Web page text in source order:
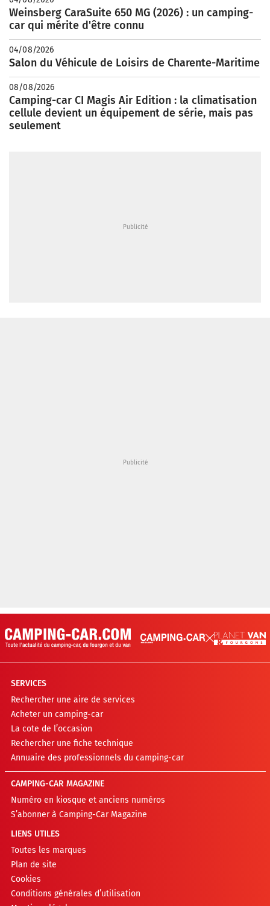
Weinsberg CaraSuite 650 MG (2026) : un camping-
car qui mérite d'être connu
04/08/2026
Salon du Véhicule de Loisirs de Charente-Maritime
08/08/2026
Camping-car CI Magis Air Edition : la climatisation
cellule devient un équipement de série, mais pas
seulement
SERVICES
Rechercher une aire de services
Acheter un camping-car
La cote de l’occasion
Rechercher une fiche technique
Annuaire des professionnels du camping-car
CAMPING-CAR MAGAZINE
Numéro en kiosque et anciens numéros
S’abonner à Camping-Car Magazine
LIENS UTILES
Toutes les marques
Plan de site
Cookies
Conditions générales d’utilisation